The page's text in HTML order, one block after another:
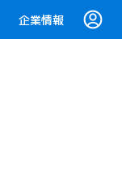
企業情報